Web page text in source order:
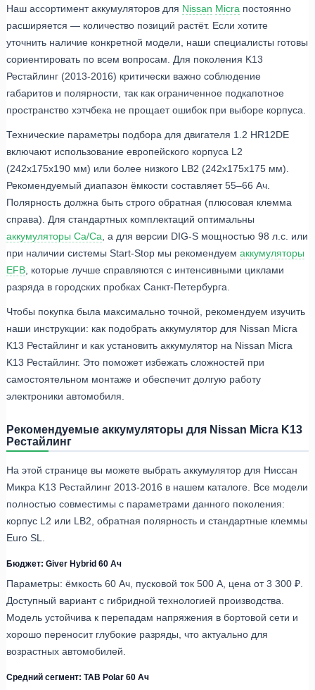
Наш ассортимент аккумуляторов для Nissan Micra постоянно
расширяется — количество позиций растёт. Если хотите
уточнить наличие конкретной модели, наши специалисты готовы
сориентировать по всем вопросам. Для поколения K13
Рестайлинг (2013-2016) критически важно соблюдение
габаритов и полярности, так как ограниченное подкапотное
пространство хэтчбека не прощает ошибок при выборе корпуса.
Технические параметры подбора для двигателя 1.2 HR12DE
включают использование европейского корпуса L2
(242x175x190 мм) или более низкого LB2 (242x175x175 мм).
Рекомендуемый диапазон ёмкости составляет 55–66 Ач.
Полярность должна быть строго обратная (плюсовая клемма
справа). Для стандартных комплектаций оптимальны
аккумуляторы Ca/Ca , а для версии DIG-S мощностью 98 л.с. или
при наличии системы Start-Stop мы рекомендуем аккумуляторы
EFB , которые лучше справляются с интенсивными циклами
разряда в городских пробках Санкт-Петербурга.
Чтобы покупка была максимально точной, рекомендуем изучить
наши инструкции: как подобрать аккумулятор для Nissan Micra
K13 Рестайлинг и как установить аккумулятор на Nissan Micra
K13 Рестайлинг. Это поможет избежать сложностей при
самостоятельном монтаже и обеспечит долгую работу
электроники автомобиля.
Рекомендуемые аккумуляторы для Nissan Micra K13
Рестайлинг
На этой странице вы можете выбрать аккумулятор для Ниссан
Микра K13 Рестайлинг 2013-2016 в нашем каталоге. Все модели
полностью совместимы с параметрами данного поколения:
корпус L2 или LB2, обратная полярность и стандартные клеммы
Euro SL.
Бюджет: Giver Hybrid 60 Ач
Параметры: ёмкость 60 Ач, пусковой ток 500 А, цена от 3 300 ₽.
Доступный вариант с гибридной технологией производства.
Модель устойчива к перепадам напряжения в бортовой сети и
хорошо переносит глубокие разряды, что актуально для
возрастных автомобилей.
Средний сегмент: TAB Polar 60 Ач